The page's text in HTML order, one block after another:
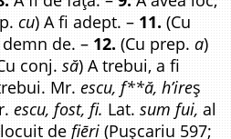
cu) A fi adept. – 11. (Cu
de. – 12. (Cu prep.a)
conj.să) A trebui, a fi
Mr.escu, f**ă, h’ireș
escu, fost, fi. Lat.sum fui, al
defiēri (Pușcariu 597;